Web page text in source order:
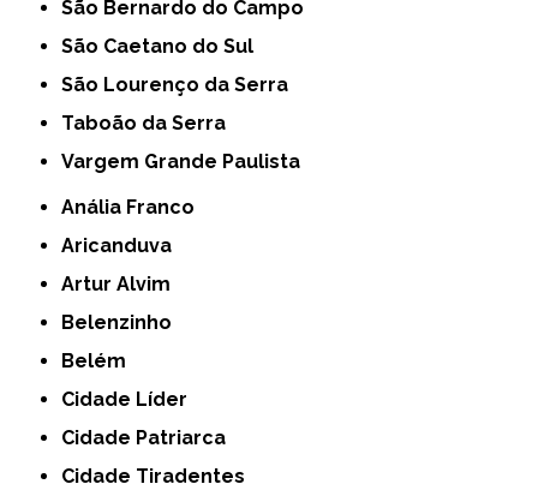
São Bernardo do Campo
São Caetano do Sul
São Lourenço da Serra
Taboão da Serra
Vargem Grande Paulista
Anália Franco
Aricanduva
Artur Alvim
Belenzinho
Belém
Cidade Líder
Cidade Patriarca
Cidade Tiradentes